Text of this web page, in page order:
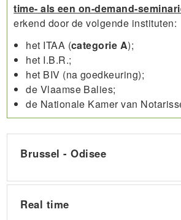
time- als een on-demand-
erkend door de volgende instituten:
het ITAA (categorie A);
het I.B.R.;
het BIV (na goedkeuring);
de Vlaamse Balies;
de Nationale Kamer van
Brussel - Odisee
Real time